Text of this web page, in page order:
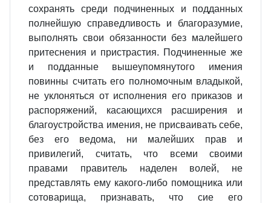
сохранять среди подчиненных и подданных
полнейшую справедливость и благоразумие,
выполнять свои обязанности без малейшего
притеснения и пристрастия. Подчиненные же
и подданные вышеупомянутого имения
повинны считать его полномочным владыкой,
не уклоняться от исполнения его приказов и
распоряжений, касающихся расширения и
благоустройства имения, не присваивать себе,
без его ведома, ни малейших прав и
привилегий, считать, что всеми своими
правами правитель наделен волей, не
представлять ему какого-либо помощника или
сотоварища, признавать, что сие его